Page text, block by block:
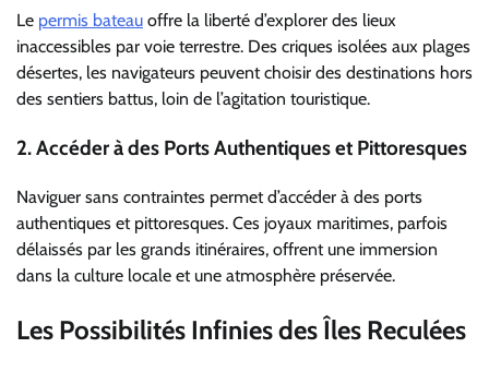
Le permis bateau offre la liberté d’explorer des lieux
inaccessibles par voie terrestre. Des criques isolées aux plages
désertes, les navigateurs peuvent choisir des destinations hors
des sentiers battus, loin de l’agitation touristique.
2.Accéder à des Ports Authentiques et Pittoresques
Naviguer sans contraintes permet d’accéder à des ports
authentiques et pittoresques. Ces joyaux maritimes, parfois
délaissés par les grands itinéraires, offrent une immersion
dans la culture locale et une atmosphère préservée.
Les Possibilités Infinies des Îles Reculées